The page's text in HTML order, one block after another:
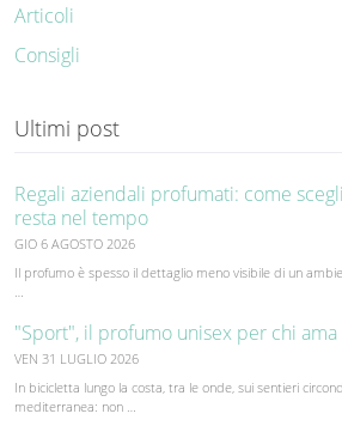
Articoli
Consigli
Ultimi post
Regali aziendali profumati: come
resta nel tempo
GIO 6 AGOSTO 2026
Il profumo è spesso il dettaglio meno visibile di un
"Sport", il profumo unisex per chi
VEN 31 LUGLIO 2026
In bicicletta lungo la costa, tra le onde, sui sentieri
mediterranea: non …